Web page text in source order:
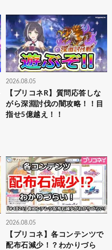
2026.08.05
【プリコネR】質問応答しな
がら深淵討伐の闇攻略！！目
指せ5億越え！！
2026.08.05
【プリコネ】各コンテンツで
配布石減少！？わかりづら